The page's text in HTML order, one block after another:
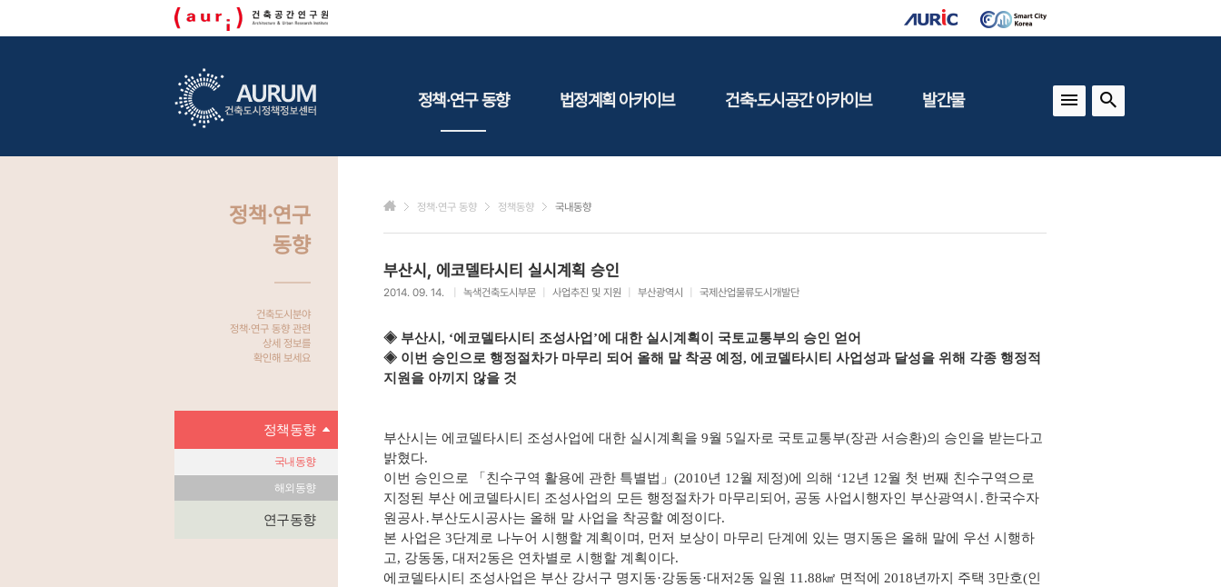
정책·연구 동향
연구동향
법정계획 아카이브
환경
관광
산림/농림/수산
자료실
건축·도시공간 아카이브 발간물
건축도시연구
정책·연구
동향
건축도시분야
정책·연구 동향 관련
상세 정보를
확인해 보세요
정책동향
국내동향
해외동향
연구동향
정책·연구 동향 정책동향 국내동향
부산시, 에코델타시티 실시계획 승인
2014. 09. 14. 녹색건축도시부문 사업추진 및 지원 부산광역시 국제산업물류도시개발단
◈ 부산시, ‘에코델타시티 조성사업’에 대한 실시계획이 국토교통부의 승인 얻어
◈ 이번 승인으로 행정절차가 마무리 되어 올해 말 착공 예정, 에코델타시티 사업성과 달성을 위해 각종 행정적
지원을 아끼지 않을 것
부산시는 에코델타시티 조성사업에 대한 실시계획을 9월 5일자로 국토교통부(장관 서승환)의 승인을 받는다고
밝혔다.
이번 승인으로 「친수구역 활용에 관한 특별법」(2010년 12월 제정)에 의해 ‘12년 12월 첫 번째 친수구역으로
지정된 부산 에코델타시티 조성사업의 모든 행정절차가 마무리되어, 공동 사업시행자인 부산광역시․한국수자
원공사․부산도시공사는 올해 말 사업을 착공할 예정이다.
본 사업은 3단계로 나누어 시행할 계획이며, 먼저 보상이 마무리 단계에 있는 명지동은 올해 말에 우선 시행하
고, 강동동, 대저2동은 연차별로 시행할 계획이다.
에코델타시티 조성사업은 부산 강서구 명지동·강동동·대저2동 일원 11.88㎢ 면적에 2018년까지 주택 3만호(인